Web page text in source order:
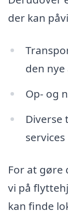
der kan
den nye
Op- og
services
For at gøre
vi på
kan finde